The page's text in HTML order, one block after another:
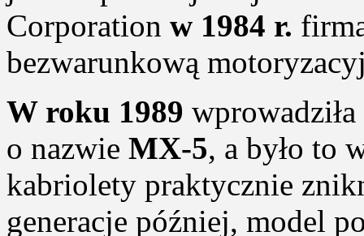
Corporation w 1984 r.
bezwarunkową
W roku 1989
o nazwie MX-5, a było to
kabriolety praktycznie
generacje później, model